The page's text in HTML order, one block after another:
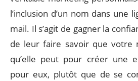
l’inclusion d’un nom dans une
mail. Il s’agit de gagner la
de leur faire savoir que votre
qu’elle peut pour créer une
pour eux, plutôt que de se